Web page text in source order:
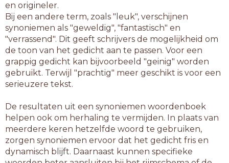
en origineler.
Bij een andere term, zoals "leuk", verschijnen
synoniemen als "geweldig", "fantastisch" en
"verrassend". Dit geeft schrijvers de mogelijkheid om
de toon van het gedicht aan te passen. Voor een
grappig gedicht kan bijvoorbeeld "geinig" worden
gebruikt. Terwijl "prachtig" meer geschikt is voor een
serieuzere tekst.
De resultaten uit een synoniemen woordenboek
helpen ook om herhaling te vermijden. In plaats van
meerdere keren hetzelfde woord te gebruiken,
zorgen synoniemen ervoor dat het gedicht fris en
dynamisch blijft. Daarnaast kunnen specifieke